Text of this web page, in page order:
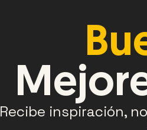
Recibe inspiración,